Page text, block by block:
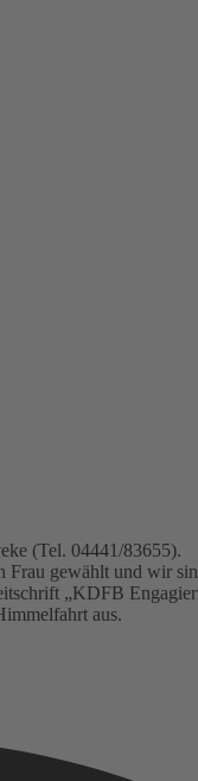
(Tel. 04441/83655).
Frau gewählt und wir
„KDFB
aus.